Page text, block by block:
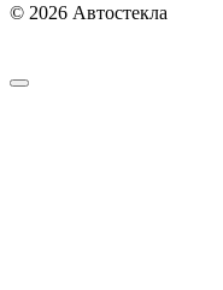
© 2026 Автостекла